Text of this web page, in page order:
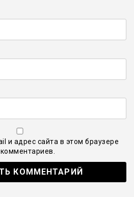
и адрес сайта в этом браузере